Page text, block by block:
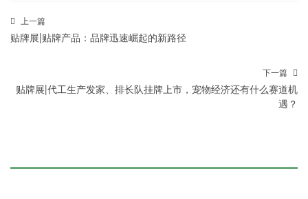
上一篇
贴牌展|贴牌产品：品牌迅速崛起的新路径
下一篇
贴牌展|代工生产发家、排长队挂牌上市，宠物经济还有什么赛道机
遇？